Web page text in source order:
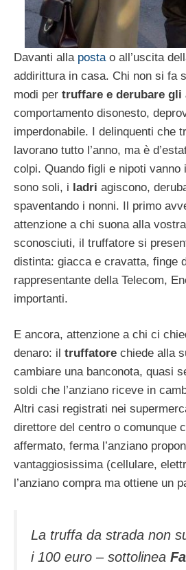
Davanti alla postao all’uscita
addirittura in casa. Chi non si fa
modi per truffare e derubare gli
comportamento disonesto,
imperdonabile. I delinquenti che
lavorano tutto l’anno, ma è
colpi. Quando figli e nipoti vanno
sono soli, i ladri agiscono,
spaventando i nonni. Il primo
attenzione a chi suona alla
sconosciuti, il truffatore si
distinta: giacca e cravatta, finge
rappresentante della Telecom,
importanti.
E ancora, attenzione a chi ci
denaro: il truffatore chiede alla
cambiare una banconota, quasi
soldi che l’anziano riceve in
Altri casi registrati nei
direttore del centro o comunque
affermato, ferma l’anziano
vantaggiosissima (cellulare,
l’anziano compra ma ottiene un
La truffa da strada non
i 100 euro – sottolinea